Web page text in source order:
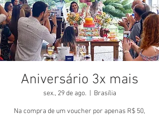
Aniversário 3x mais
sex., 29 de ago. Brasília
Na compra de um voucher por apenas R$ 50,